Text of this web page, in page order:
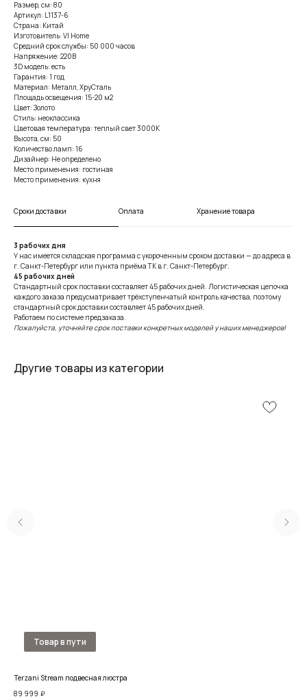
Размер, см: 80
Артикул: L1137-6
Страна: Китай
Изготовитель: VI Home
Средний срок службы: 50 000 часов
Напряжение: 220В
3D модель: есть
Гарантия: 1 год
Материал: Металл, ХруСталь
Площадь освещения: 15-20 м2
Цвет: Золото
Стиль: неоклассика
Цветовая температура: теплый свет 3000К
Высота, см: 50
Количество ламп: 16
Дизайнер: Не определено
Место применения: гостиная
Место применения: кухня
Сроки доставки Оплата Хранение товара
3 рабочих дня
У нас имеется складская программа с укороченным сроком доставки — до адреса в
г. Санкт-Петербург или пункта приёма ТК в г. Санкт-Петербург.
45 рабочих дней
Стандартный срок поставки составляет 45 рабочих дней. Логистическая цепочка
каждого заказа предусматривает трёхступенчатый контроль качества, поэтому
стандартный срок доставки составляет 45 рабочих дней.
Работаем по системе предзаказа.
Пожалуйста, уточняйте срок поставки конкретных моделей у наших менеджеров!
Другие товары из категории
Terzani Stream подвесная люстра
89 999 ₽